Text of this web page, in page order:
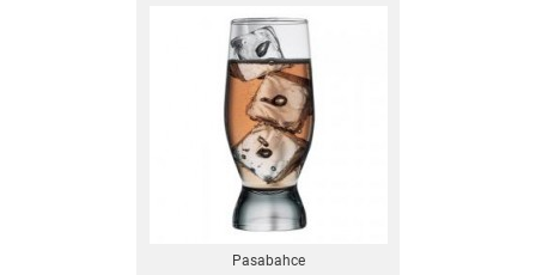
Pasabahce